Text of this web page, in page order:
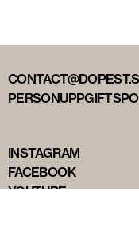
INSTAGRAM
FACEBOOK
YOUTUBE